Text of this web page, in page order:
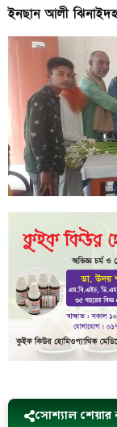
ইনছান আলী ঝিনাইদহ
সোশ্যাল শেয়ার